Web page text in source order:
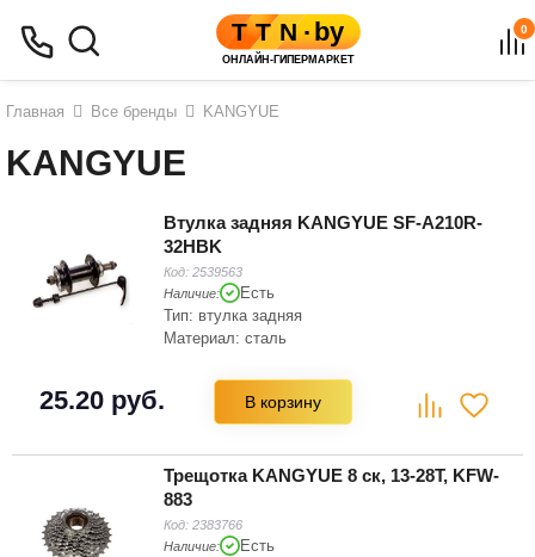
0
Главная Все бренды KANGYUE
KANGYUE
Втулка задняя KANGYUE SF-A210R-
32HBK
Код: 2539563
Наличие:
Есть
Тип: втулка задняя
Материал: сталь
25.20 руб. В корзину
Трещотка KANGYUE 8 ск, 13-28Т, KFW-
883
Код: 2383766
Наличие:
Есть